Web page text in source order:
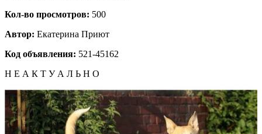
Кол-во просмотров: 500
Автор: Екатерина Приют
Код объявления: 521-45162
Н Е А К Т У А Л Ь Н О